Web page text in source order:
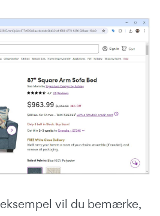
vil du bemærke,